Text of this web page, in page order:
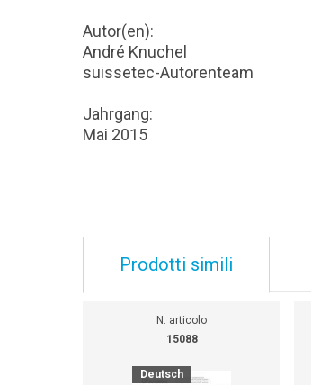
Autor(en):
André Knuchel
suissetec-Autorenteam
Jahrgang:
Mai 2015
Prodotti simili
N. articolo
15088
Deutsch